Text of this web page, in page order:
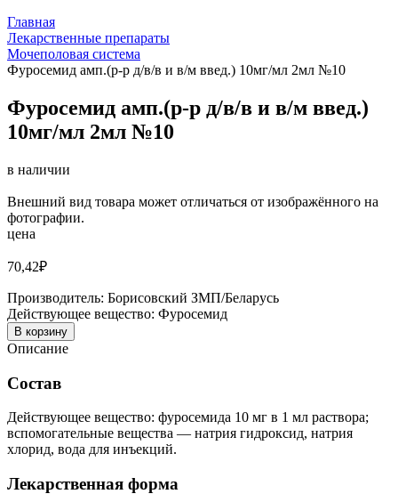
Главная
Лекарственные препараты
Мочеполовая система
Фуросемид амп.(р-р д/в/в и в/м введ.) 10мг/мл 2мл №10
Фуросемид амп.(р-р д/в/в и в/м введ.)
10мг/мл 2мл №10
в наличии
Внешний вид товара может отличаться от изображённого на
фотографии.
цена
70,42₽
Производитель: Борисовский ЗМП/Беларусь
Действующее вещество: Фуросемид
В корзину
Описание
Состав
Действующее вещество: фуросемида 10 мг в 1 мл раствора;
вспомогательные вещества — натрия гидроксид, натрия
хлорид, вода для инъекций.
Лекарственная форма